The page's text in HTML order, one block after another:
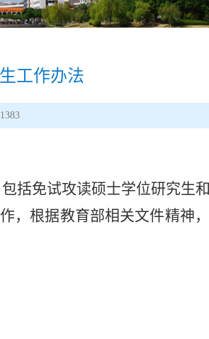
工作办法
1383
括免试攻读硕士学位研究生
，根据教育部相关文件精神，